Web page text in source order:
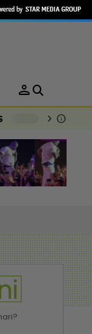
person
chevron_right info